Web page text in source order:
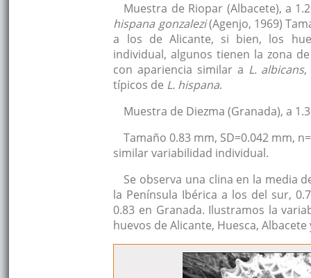
Muestra de Riopar (Albacete), a
hispana gonzalezi(Agenjo, 1969)
a los de Alicante, si bien, los
individual, algunos tienen la zona
con apariencia similar a L. albicans,
típicos de L. hispana.
Muestra de Diezma (Granada), a
Tamaño 0.83 mm, SD=0.042 mm,
similar variabilidad individual.
Se observa una clina en la media
la Península Ibérica a los del sur,
0.83 en Granada. Ilustramos la
huevos de Alicante, Huesca, Albacete